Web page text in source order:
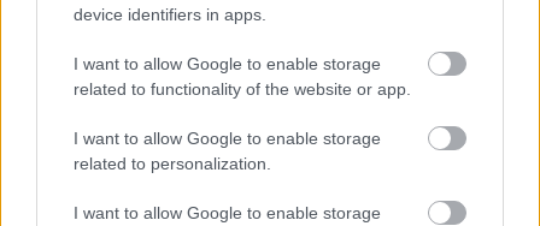
device identifiers in apps.
I want to allow Google to enable storage
related to functionality of the website or app.
I want to allow Google to enable storage
related to personalization.
I want to allow Google to enable storage